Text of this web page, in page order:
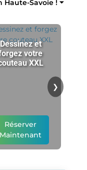
Haute-Savoie ! ⏷
Dessinez et
votre
XXL
Réserver
Maintenant
❯